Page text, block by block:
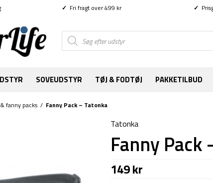
✓ Fri fragt over 499 kr ✓
Products
search
SOVEUDSTYR TØJ & FODTØJ PAKKETILBUD
fanny packs / Fanny Pack – Tatonka
Tatonka
Fanny Pack
149kr